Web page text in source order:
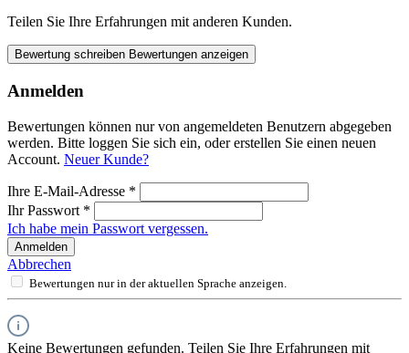
Teilen Sie Ihre Erfahrungen mit anderen Kunden.
Bewertung schreiben Bewertungen anzeigen
Anmelden
Bewertungen können nur von angemeldeten Benutzern abgegeben
werden. Bitte loggen Sie sich ein, oder erstellen Sie einen neuen
Account. Neuer Kunde?
Ihre E-Mail-Adresse *
Ihr Passwort *
Ich habe mein Passwort vergessen.
Anmelden
Abbrechen
Bewertungen nur in der aktuellen Sprache anzeigen.
Keine Bewertungen gefunden. Teilen Sie Ihre Erfahrungen mit